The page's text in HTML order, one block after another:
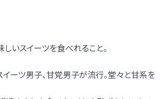
いスイーツを食べれること。
ーツ男子、甘党男子が流行。堂々と甘系を